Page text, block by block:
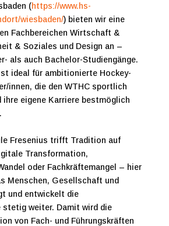
(https://www.hs-
wiesbaden/) bieten wir eine
Fachbereichen Wirtschaft &
& Soziales und Design an –
als auch Bachelor-Studiengänge.
ideal für ambitionierte Hockey-
innen, die den WTHC sportlich
eigene Karriere bestmöglich
Fresenius trifft Tradition auf
Transformation,
oder Fachkräftemangel – hier
Menschen, Gesellschaft und
und entwickelt die
stetig weiter. Damit wird die
von Fach- und Führungskräften